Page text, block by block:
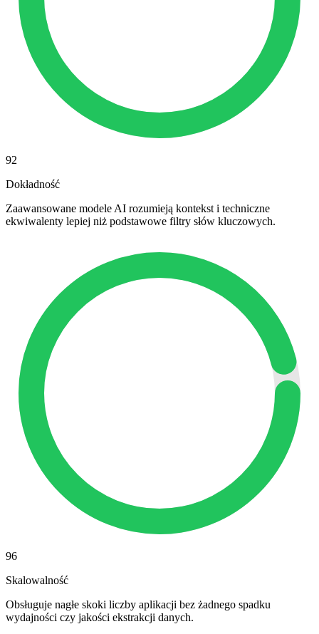
92
Dokładność
Zaawansowane modele AI rozumieją kontekst i techniczne
ekwiwalenty lepiej niż podstawowe filtry słów kluczowych.
96
Skalowalność
Obsługuje nagłe skoki liczby aplikacji bez żadnego spadku
wydajności czy jakości ekstrakcji danych.